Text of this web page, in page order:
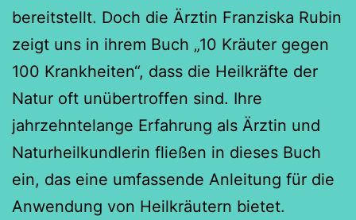
bereitstellt. Doch die Ärztin Franziska Rubin
zeigt uns in ihrem Buch „10 Kräuter gegen
100 Krankheiten“, dass die Heilkräfte der
Natur oft unübertroffen sind. Ihre
jahrzehntelange Erfahrung als Ärztin und
Naturheilkundlerin fließen in dieses Buch
ein, das eine umfassende Anleitung für die
Anwendung von Heilkräutern bietet.